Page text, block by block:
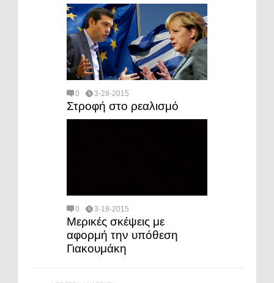
0 3-28-2015
Στροφή στο ρεαλισμό
0 3-18-2015
Μερικές σκέψεις με
αφορμή την υπόθεση
Γιακουμάκη